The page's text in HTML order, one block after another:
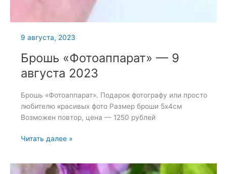
9 августа, 2023
Брошь «Фотоаппарат» — 9
августа 2023
Брошь «Фотоаппарат». Подарок фотографу или просто
любителю красивых фото Размер броши 5х4см
Возможен повтор, цена — 1250 рублей
Брошь
Читать далее »